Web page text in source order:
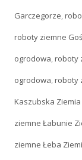
Garczegorze,
roboty ziemne
ogrodowa,roboty
ogrodowa,roboty
Kaszubska
ziemne Łabunie
ziemne Łeba